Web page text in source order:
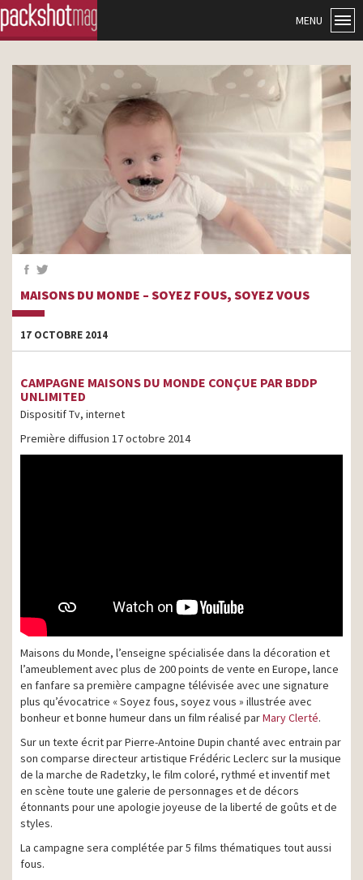
MENU
MAISONS DU MONDE – SOYEZ FOUS, SOYEZ VOUS
17 OCTOBRE 2014
CAMPAGNE MAISONS DU MONDE CONÇUE PAR BDDP
UNLIMITED
Dispositif Tv, internet
Première diffusion 17 octobre 2014
Maisons du Monde, l’enseigne spécialisée dans la décoration et
l’ameublement avec plus de 200 points de vente en Europe, lance
en fanfare sa première campagne télévisée avec une signature
plus qu’évocatrice « Soyez fous, soyez vous » illustrée avec
bonheur et bonne humeur dans un film réalisé parMary Clerté.
Sur un texte écrit par Pierre-Antoine Dupin chanté avec entrain par
son comparse directeur artistique Frédéric Leclerc sur la musique
de la marche de Radetzky, le film coloré, rythmé et inventif met
en scène toute une galerie de personnages et de décors
étonnants pour une apologie joyeuse de la liberté de goûts et de
styles.
La campagne sera complétée par 5 films thématiques tout aussi
fous.